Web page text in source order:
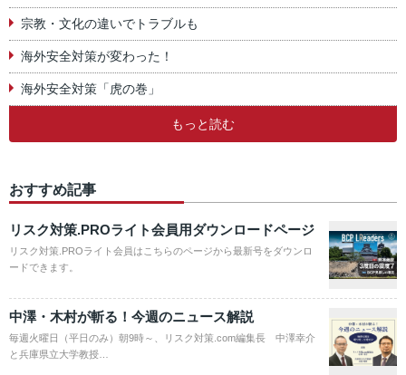
宗教・文化の違いでトラブルも
海外安全対策が変わった！
海外安全対策「虎の巻」
もっと読む
おすすめ記事
リスク対策.PROライト会員用ダウンロードページ
リスク対策.PROライト会員はこちらのページから最新号をダウンロ
ードできます。
中澤・木村が斬る！今週のニュース解説
毎週火曜日（平日のみ）朝9時～、リスク対策.com編集長 中澤幸介
と兵庫県立大学教授…